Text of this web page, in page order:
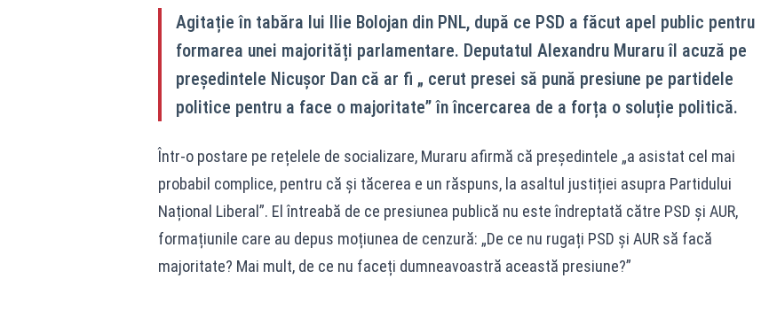
Agitație în tabăra lui Ilie Bolojan din PNL, după ce PSD a făcut apel public pentru
formarea unei majorități parlamentare. Deputatul Alexandru Muraru îl acuză pe
președintele Nicușor Dan că ar fi „ cerut presei să pună presiune pe partidele
politice pentru a face o majoritate” în încercarea de a forța o soluție politică.
Într-o postare pe rețelele de socializare, Muraru afirmă că președintele „a asistat cel mai
probabil complice, pentru că și tăcerea e un răspuns, la asaltul justiției asupra Partidului
Național Liberal”. El întreabă de ce presiunea publică nu este îndreptată către PSD și AUR,
formațiunile care au depus moțiunea de cenzură: „De ce nu rugați PSD și AUR să facă
majoritate? Mai mult, de ce nu faceți dumneavoastră această presiune?”